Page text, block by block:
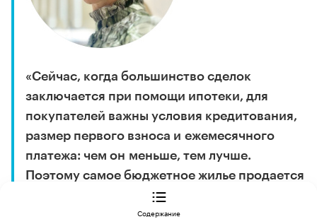
«Сейчас, когда большинство сделок
заключается при помощи ипотеки, для
покупателей важны условия кредитования,
размер первого взноса и ежемесячного
платежа: чем он меньше, тем лучше.
Поэтому самое бюджетное жилье продается
лучше. Тем не менее, на каждый продукт
находится свой покупатель», — уверена
Содержание